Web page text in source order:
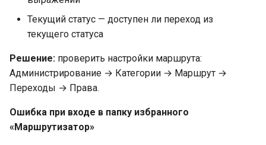
Текущий статус — доступен ли переход из
текущего статуса
Решение: проверить настройки маршрута:
Администрирование → Категории → Маршрут →
Переходы → Права.
Ошибка при входе в папку избранного
«Маршрутизатор»